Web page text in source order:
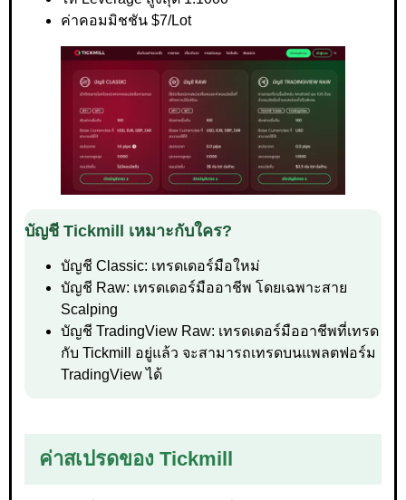
ค่าคอมมิชชัน $7/Lot
บัญชี Tickmill เหมาะกับใคร?
บัญชี Classic: เทรดเดอร์มือใหม่
บัญชี Raw: เทรดเดอร์มืออาชีพ โดยเฉพาะสาย
Scalping
บัญชี TradingView Raw: เทรดเดอร์มืออาชีพที่เทรด
กับ Tickmill อยู่แล้ว จะสามารถเทรดบนแพลตฟอร์ม
TradingView ได้
ค่าสเปรดของ Tickmill